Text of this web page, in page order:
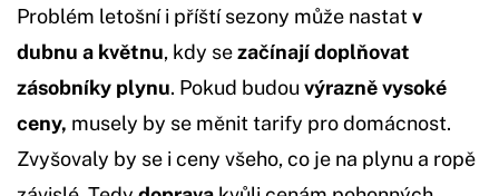
Problém letošní i příští sezony může nastatv
dubnu a květnu, kdy sezačínají doplňovat
zásobníky plynu. Pokud budou výrazně vysoké
ceny, musely by se měnit tarify pro domácnost.
Zvyšovaly by se i ceny všeho, co je na plynu a ropě